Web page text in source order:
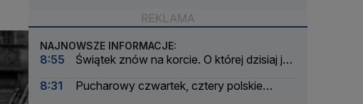
NAJNOWSZE INFORMACJE:
8:55
Świątek znów na korcie. O której dzisiaj jej
8:31
Pucharowy czwartek, cztery polskie